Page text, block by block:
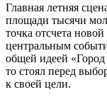
Главная летняя
площади тысячи
точка отсчета
центральным
общей идеей «Город
то стоял перед
к своей цели.